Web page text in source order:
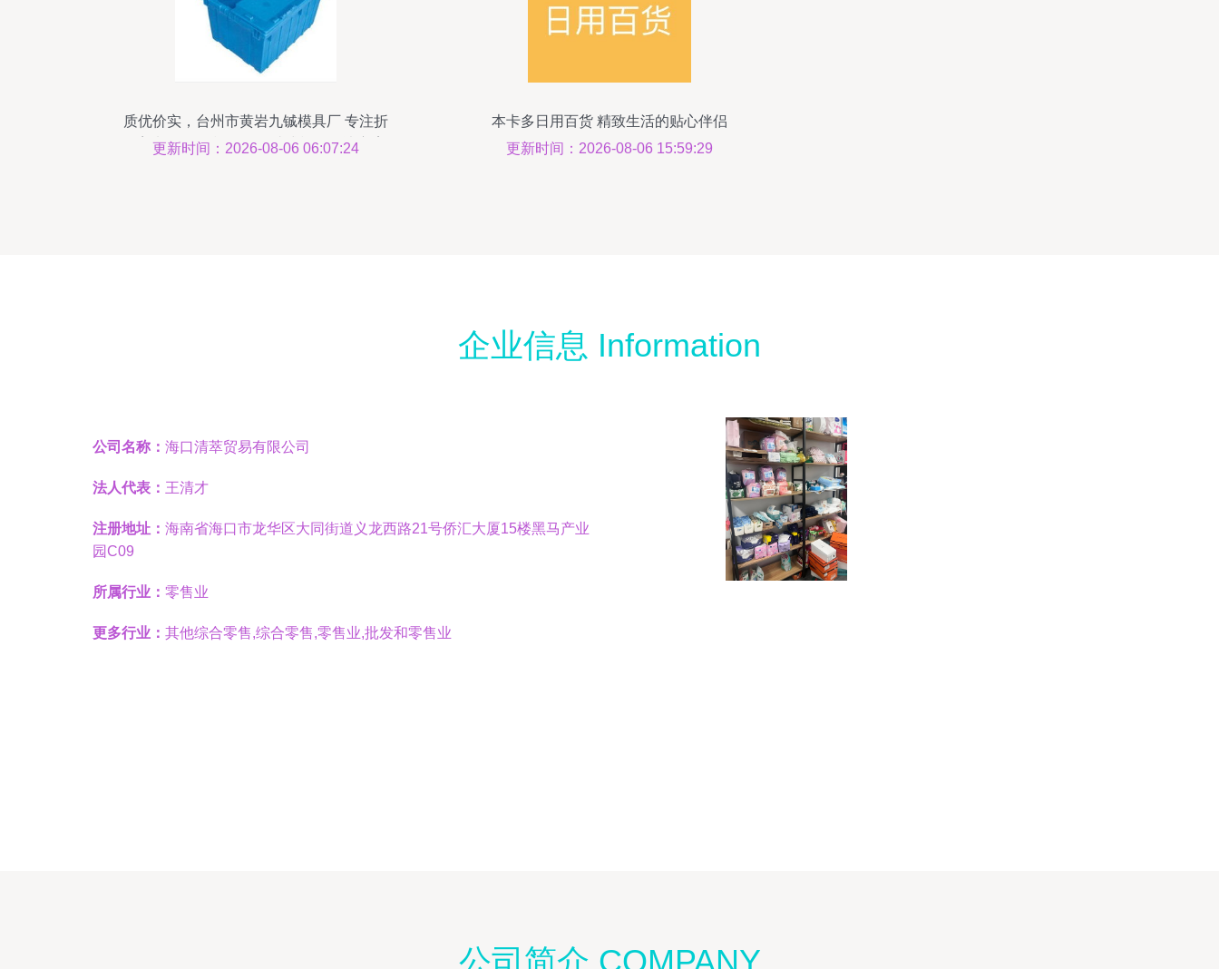
质优价实，台州市黄岩九铖模具厂 专注折
叠塑料周转箱模具，一站式模具解决方案
更新时间：2026-08-06 06:07:24
本卡多日用百货 精致生活的贴心伴侣
更新时间：2026-08-06 15:59:29
企业信息 Information
公司名称： 海口清萃贸易有限公司
法人代表： 王清才
注册地址： 海南省海口市龙华区大同街道义龙西路21号侨汇大厦15楼黑马产业
园C09
所属行业： 零售业
更多行业： 其他综合零售,综合零售,零售业,批发和零售业
公司简介 COMPANY